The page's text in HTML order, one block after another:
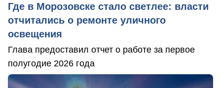
Где в Морозовске стало светлее: власти
отчитались о ремонте уличного
освещения
Глава предоставил отчет о работе за первое
полугодие 2026 года